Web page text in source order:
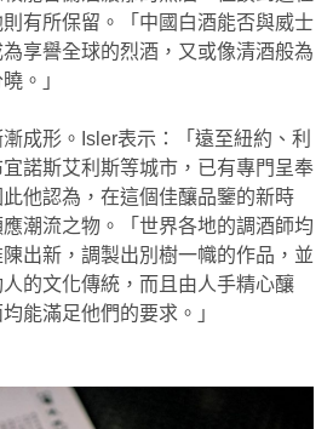
有所保留。「中國白酒能否與威士
享譽全球的烈酒，又或像清酒般為
。」
成形。Isler表示：「遠至紐約、利
諾斯艾利斯等城市，已有專門呈奉
他認為，在這個佳釀品鑒的新時
潮流之物。「世界各地的調酒師均
出新，調製出別樹一幟的作品，並
的文化傳統，而且由人手精心釀
能滿足他們的要求。」